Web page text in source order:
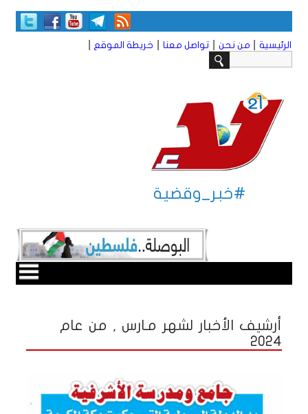
الرئيسية من نحن تواصل معنا خريطة الموقع
#خبر_وقضية
أرشيف الأخبار لشهر مـارس , من عام
2024